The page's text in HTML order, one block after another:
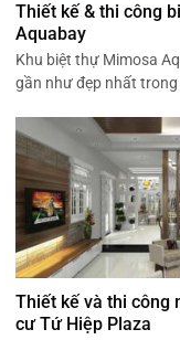
Thiết kế & thi công
Aquabay
Khu biệt thự Mimosa
gần như đẹp nhất
Thiết kế và thi công
cư Tứ Hiệp Plaza